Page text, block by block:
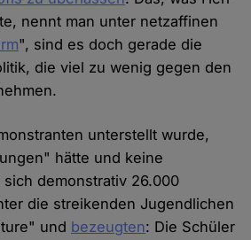
nennt man unter netzaffinen
", sind es doch gerade die
die viel zu wenig gegen den
unterstellt wurde,
hätte und keine
demonstrativ 26.000
die streikenden Jugendlichen
und bezeugten: Die Schüler